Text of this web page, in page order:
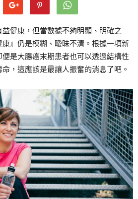
健康，但當數據不夠明顯、明確之
』仍是模糊、曖昧不清。根據一項新
是大腸癌末期患者也可以透過結構性
，這應該是最讓人振奮的消息了吧。